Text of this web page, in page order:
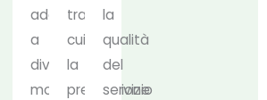
adatte
a
diversi
modelli
tra
cui
la
prevenzione
la
qualità
del
servizio